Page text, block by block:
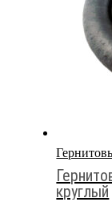
круглый